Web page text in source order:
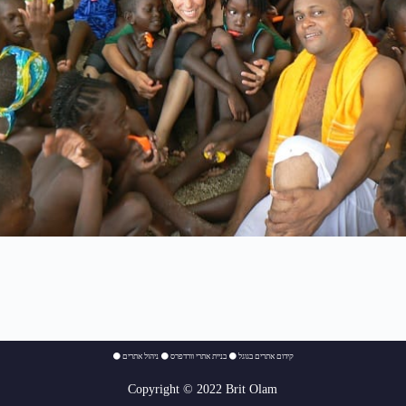
⚫ קידום אתרים בגוגל ⚫בניית אתרי וורדפרס ⚫ניהול אתרים
Copyright © 2022 Brit Olam